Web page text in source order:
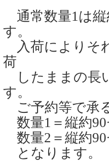
通常数量1は縦
す。
入荷によりそ
荷
したままの長
す。
ご予約等で承
数量1＝縦約90
数量2＝縦約90
となります。